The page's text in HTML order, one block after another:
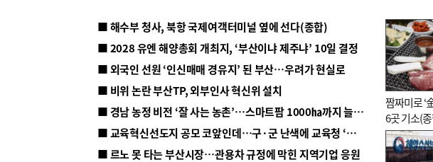
■ 해수부 청사, 북항 국제여객터미널 옆에 선다(종합)
■ 2028 유엔 해양총회 개최지, ‘부산이냐 제주냐’ 10일 결정
■ 외국인 선원 ‘인신매매 경유지’ 된 부산…우려가 현실로
■ 비위 논란 부산TP, 외부인사 혁신위 설치
■ 경남 농정 비전 ‘잘 사는 농촌’…스마트팜 1000㏊까지 늘린다
■ 교육혁신선도지 공모 코앞인데…구·군 난색에 교육청 ‘쩔쩔’
■ 르노 못 타는 부산시장…관용차 규정에 막힌 지역기업 응원
짬짜미로 ‘
6곳 기소(